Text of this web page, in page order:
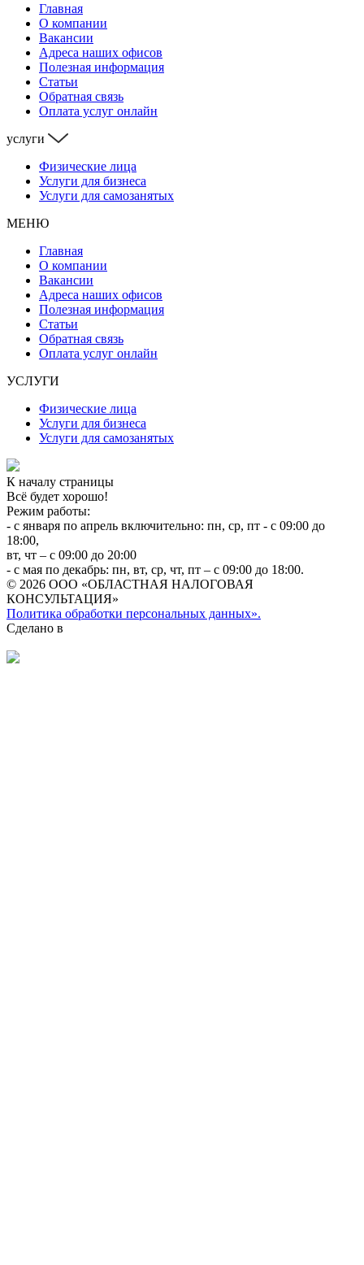
Главная
О компании
Вакансии
Адреса наших офисов
Полезная информация
Статьи
Обратная связь
Оплата услуг онлайн
услуги
Физические лица
Услуги для бизнеса
Услуги для самозанятых
МЕНЮ
Главная
О компании
Вакансии
Адреса наших офисов
Полезная информация
Статьи
Обратная связь
Оплата услуг онлайн
УСЛУГИ
Физические лица
Услуги для бизнеса
Услуги для самозанятых
К началу страницы
Всё будет хорошо!
Режим работы:
- с января по апрель включительно: пн, ср, пт - с 09:00 до
18:00,
вт, чт – с 09:00 до 20:00
- с мая по декабрь: пн, вт, ср, чт, пт – с 09:00 до 18:00.
© 2026 ООО «ОБЛАСТНАЯ НАЛОГОВАЯ
КОНСУЛЬТАЦИЯ»
Политика обработки персональных данных».
Сделано в